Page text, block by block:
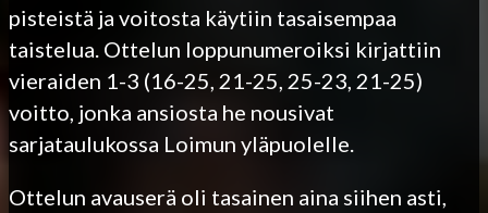
pisteistä ja voitosta käytiin tasaisempaa
taistelua. Ottelun loppunumeroiksi kirjattiin
vieraiden 1-3 (16-25, 21-25, 25-23, 21-25)
voitto, jonka ansiosta he nousivat
sarjataulukossa Loimun yläpuolelle.
Ottelun avauserä oli tasainen aina siihen asti,